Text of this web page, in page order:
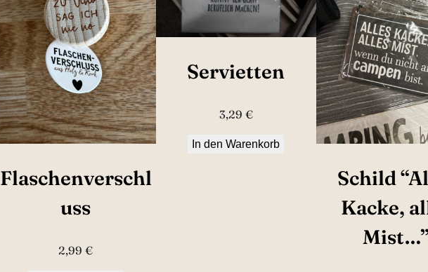
Flaschenverschl
uss
2,99€
Servietten
3,29 €
In den Warenkorb
Schild
Kacke,